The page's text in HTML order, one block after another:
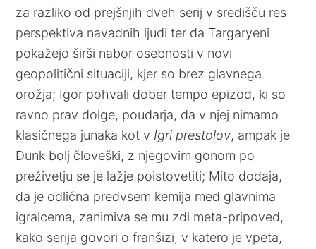
za razliko od prejšnjih dveh serij v središču res
perspektiva navadnih ljudi ter da Targaryeni
pokažejo širši nabor osebnosti v novi
geopolitični situaciji, kjer so brez glavnega
orožja; Igor pohvali dober tempo epizod, ki so
ravno prav dolge, poudarja, da v njej nimamo
klasičnega junaka kot v Igri prestolov, ampak je
Dunk bolj človeški, z njegovim gonom po
preživetju se je lažje poistovetiti; Mito dodaja,
da je odlična predvsem kemija med glavnima
igralcema, zanimiva se mu zdi meta-pripoved,
kako serija govori o franšizi, v katero je vpeta,